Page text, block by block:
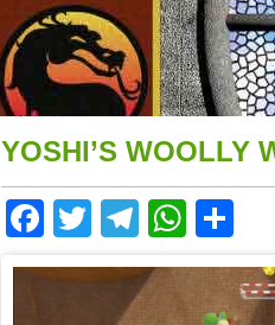
YOSHI’S WOOLLY
Facebook
TwitterTelegram